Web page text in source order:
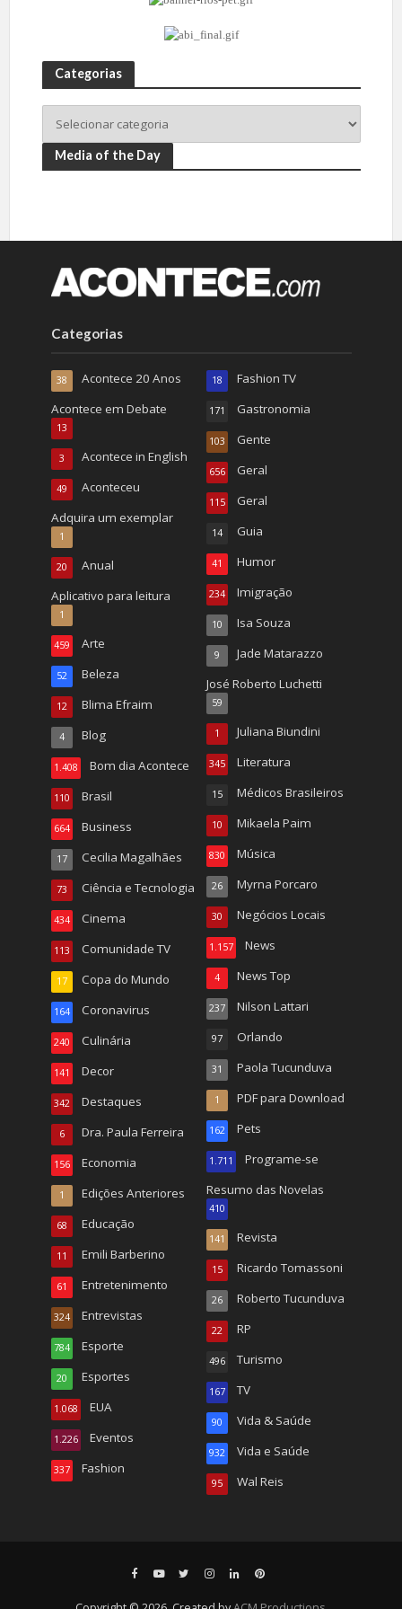
Categorias
Media of the Day
Categorias
Acontece 20 Anos
38
Acontece em Debate
13
Acontece in English
3
Aconteceu
49
Adquira um exemplar
1
Anual
20
Aplicativo para leitura
1
Arte
459
Beleza
52
Blima Efraim
12
Blog
4
Bom dia Acontece
1.408
Brasil
110
Business
664
Cecilia Magalhães
17
Ciência e Tecnologia
73
Cinema
434
Comunidade TV
113
Copa do Mundo
17
Coronavirus
164
Culinária
240
Decor
141
Destaques
342
Dra. Paula Ferreira
6
Economia
156
Edições Anteriores
1
Educação
68
Emili Barberino
11
Entretenimento
61
Entrevistas
324
Esporte
784
Esportes
20
EUA
1.068
Eventos
1.226
Fashion
337
Fashion TV
18
Gastronomia
171
Gente
103
Geral
656
Geral
115
Guia
14
Humor
41
Imigração
234
Isa Souza
10
Jade Matarazzo
9
José Roberto Luchetti
59
Juliana Biundini
1
Literatura
345
Médicos Brasileiros
15
Mikaela Paim
10
Música
830
Myrna Porcaro
26
Negócios Locais
30
News
1.157
News Top
4
Nilson Lattari
237
Orlando
97
Paola Tucunduva
31
PDF para Download
1
Pets
162
Programe-se
1.711
Resumo das Novelas
410
Revista
141
Ricardo Tomassoni
15
Roberto Tucunduva
26
RP
22
Turismo
496
TV
167
Vida & Saúde
90
Vida e Saúde
932
Wal Reis
95